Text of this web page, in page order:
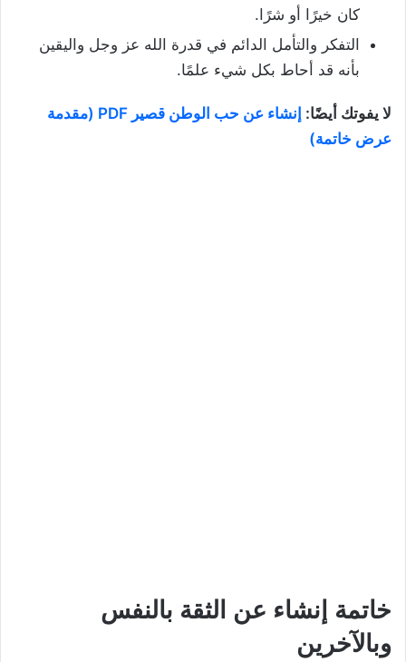
كان خيرًا أو شرًا.
التفكر والتأمل الدائم في قدرة الله عز وجل واليقين
بأنه قد أحاط بكل شيء علمًا.
لا يفوتك أيضًا:
إنشاء عن حب الوطن قصير PDF (مقدمة
عرض خاتمة)
خاتمة إنشاء عن الثقة بالنفس
وبالآخرين